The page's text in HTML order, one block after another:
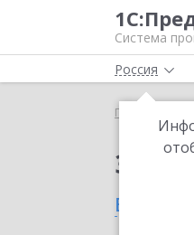
Система
Россия
Главная
в